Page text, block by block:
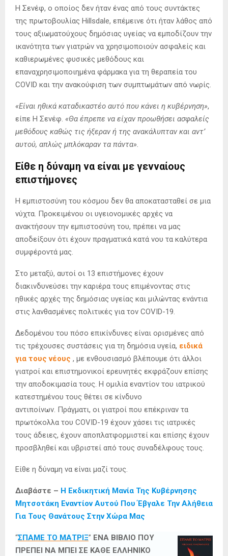
Η Σενέφ, ο οποίος δεν ήταν ένας από τους συντάκτες
της πρωτοβουλίας Hillsdale, επέμεινε ότι ήταν λάθος από
τους αξιωματούχους δημόσιας υγείας να εμποδίζουν την
ικανότητα των γιατρών να χρησιμοποιούν ασφαλείς και
καθιερωμένες φυσικές μεθόδους και
επαναχρησιμοποιημένα φάρμακα για τη θεραπεία του
COVID και την ανακούφιση των συμπτωμάτων από νωρίς.
«Είναι ηθικά καταδικαστέο αυτό που κάνει η κυβέρνηση»,
είπε Η Σενέφ. «Θα έπρεπε να είχαν προωθήσει ασφαλείς
μεθόδους καθώς τις ήξεραν ή της ανακάλυπταν και αντ’
αυτού, απλώς μπλόκαραν τα πάντα».
Είθε η δύναμη να είναι με γενναίους
επιστήμονες
Η εμπιστοσύνη του κόσμου δεν θα αποκατασταθεί σε μια
νύχτα. Προκειμένου οι υγειονομικές αρχές να
ανακτήσουν την εμπιστοσύνη του, πρέπει να μας
αποδείξουν ότι έχουν πραγματικά κατά νου τα καλύτερα
συμφέροντά μας.
Στο μεταξύ, αυτοί οι 13 επιστήμονες έχουν
διακινδυνεύσει την καριέρα τους επιμένοντας στις
ηθικές αρχές της δημόσιας υγείας και μιλώντας ενάντια
στις λανθασμένες πολιτικές για τον COVID-19.
Δεδομένου του πόσο επικίνδυνες είναι ορισμένες από
τις τρέχουσες συστάσεις για τη δημόσια υγεία, ειδικά
για τους νέους , με ενθουσιασμό βλέπουμε ότι άλλοι
γιατροί και επιστημονικοί ερευνητές εκφράζουν επίσης
την αποδοκιμασία τους. Η ομιλία εναντίον του ιατρικού
κατεστημένου τους θέτει σε κίνδυνο
αντιποίνων. Πράγματι, οι γιατροί που επέκριναν τα
πρωτόκολλα του COVID-19 έχουν χάσει τις ιατρικές
τους άδειες, έχουν αποπλατφορμιστεί και επίσης έχουν
προσβληθεί και υβριστεί από τους συναδέλφους τους.
Είθε η δύναμη να είναι μαζί τους.
Διαβάστε – Η Εκδικητική Μανία Της Κυβέρνησης
Μητσοτάκη Εναντίον Αυτού Που Έβγαλε Την Αλήθεια
Για Τους Θανάτους Στην Χώρα Μας
“ΣΠΑΜΕ ΤΟ ΜΑΤΡΙΞ” ΕΝΑ ΒΙΒΛΙΟ ΠΟΥ
ΠΡΕΠΕΙ ΝΑ ΜΠΕΙ ΣΕ ΚΑΘΕ ΕΛΛΗΝΙΚΟ